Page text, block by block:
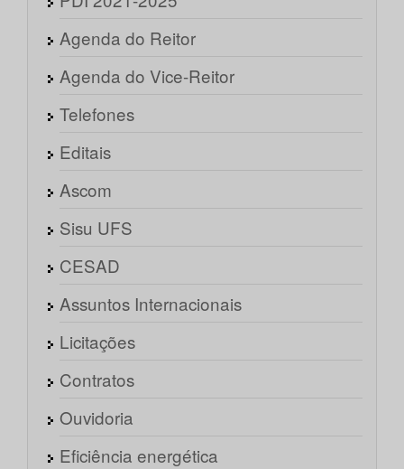
Agenda do Reitor
Agenda do Vice-Reitor
Telefones
Editais
Ascom
Sisu UFS
CESAD
Assuntos Internacionais
Licitações
Contratos
Ouvidoria
Eficiência energética